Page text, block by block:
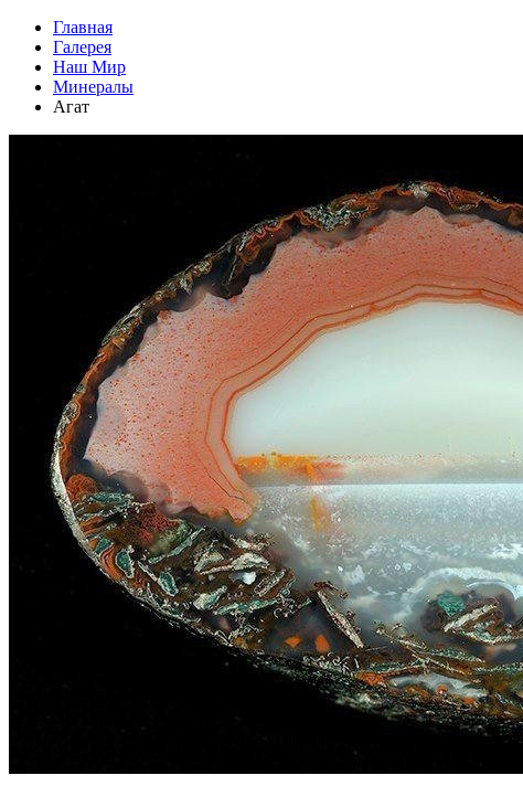
Главная
Галерея
Наш Мир
Минералы
Агат